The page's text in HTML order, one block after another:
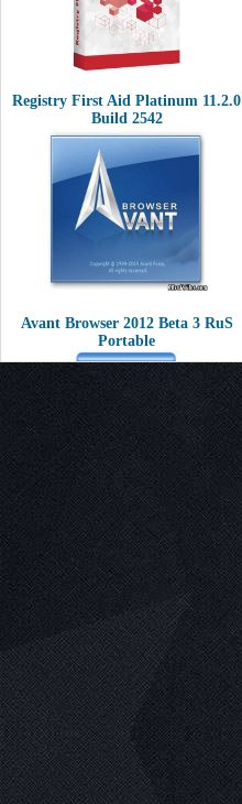
Registry First Aid Platinum 11.2.0
Build 2542
Avant Browser 2012 Beta 3 RuS
Portable